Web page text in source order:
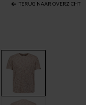
TERUG NAAR OVERZICHT